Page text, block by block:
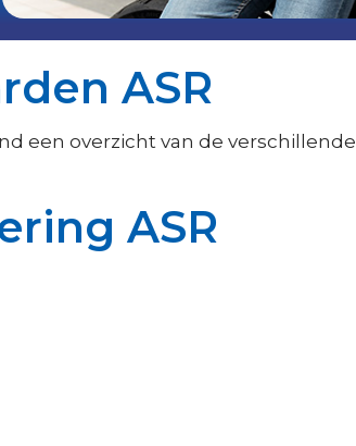
ASR
een overzicht van de verschillende
ASR